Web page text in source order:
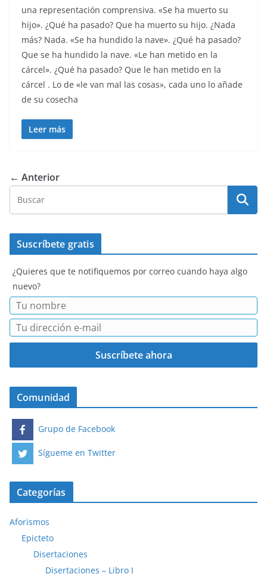
una representación comprensiva. «Se ha muerto su
hijo». ¿Qué ha pasado? Que ha muerto su hijo. ¿Nada
más? Nada. «Se ha hundido la nave». ¿Qué ha pasado?
Que se ha hundido la nave. «Le han metido en la
cárcel». ¿Qué ha pasado? Que le han metido en la
cárcel . Lo de «le van mal las cosas», cada uno lo añade
de su cosecha
Leer más
← Anterior
Suscríbete gratis
¿Quieres que te notifiquemos por correo cuando haya algo
nuevo?
Comunidad
Grupo de Facebook
Sígueme en Twitter
Categorías
Aforismos
Epicteto
Disertaciones
Disertaciones – Libro I